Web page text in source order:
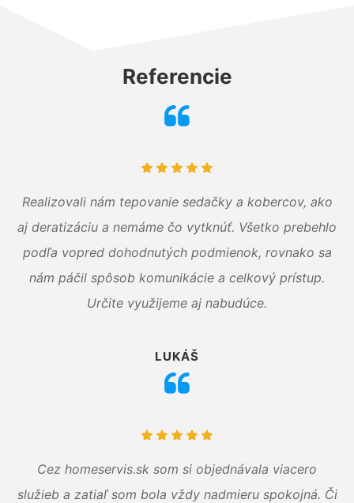
Referencie
Realizovali nám tepovanie sedačky a kobercov, ako
aj deratizáciu a nemáme čo vytknúť. Všetko prebehlo
podľa vopred dohodnutých podmienok, rovnako sa
nám páčil spôsob komunikácie a celkový prístup.
Určite využijeme aj nabudúce.
LUKÁŠ
Cez homeservis.sk som si objednávala viacero
služieb a zatiaľ som bola vždy nadmieru spokojná. Či